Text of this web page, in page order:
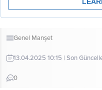
Genel Manşet
13.04.2025 10:15 | Son
0